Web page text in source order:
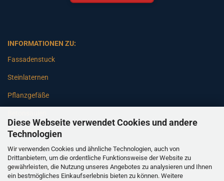
Diese Webseite verwendet Cookies und andere
Technologien
Wir verwenden Cookies und ähnliche Technologien, auch von
Drittanbietern, um die ordentliche Funktionsweise der Website zu
gewährleisten, die Nutzung unseres Angebotes zu analysieren und Ihnen
ein bestmögliches Einkaufserlebnis bieten zu können. Weitere
INFORMATIONEN ZU:
Fassadenstuck
Steinlaternen
Pflanzgefäße
Gartenbänke
Pfeiler
Gartenbrunnen